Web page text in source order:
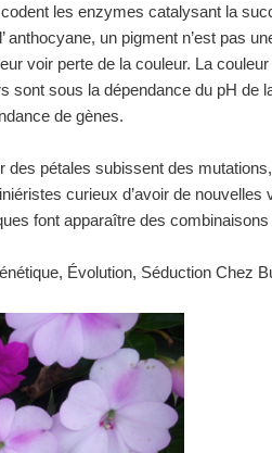
les enzymes catalysant la
un pigment n’est pas
voir perte de la couleur. La
sont sous la dépendance du pH de
de gènes.
pétales subissent des
curieux d’avoir de
font apparaître des
Évolution, Séduction Chez